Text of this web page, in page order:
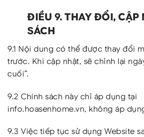
ĐIỀU 9. THAY ĐỔI, CẬP
SÁCH
9.1 Nội dung có thể được thay đổi
trước. Khi cập nhật, sẽ chỉnh lại
cuối”.
9.2 Chính sách này chỉ áp dụng tại
info.hoasenhome.vn, không áp
9.3 Việc tiếp tục sử dụng Website